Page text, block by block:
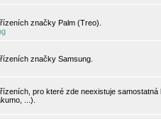
značky Palm (Treo).
značky Samsung.
pro které zde neexistuje
...).